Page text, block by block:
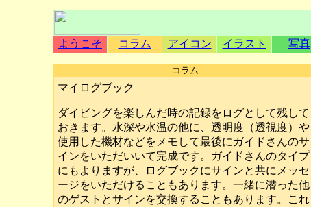
ようこそ コラム アイコン イラスト 写真
コラム
マイログブック
ダイビングを楽しんだ時の記録をログとして残して
おきます。水深や水温の他に、透明度（透視度）や
使用した機材などをメモして最後にガイドさんのサ
インをいただいいて完成です。ガイドさんのタイプ
にもよりますが、ログブックにサインと共にメッセ
ージをいただけることもあります。一緒に潜った他
のゲストとサインを交換することもあります。これ